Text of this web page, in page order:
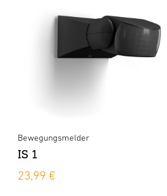
Bewegungsmelder
IS 1
23,99 €